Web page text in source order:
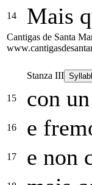
14 Mais
Cantigas de Santa
Stanza III
15 con
16 e
17 e non